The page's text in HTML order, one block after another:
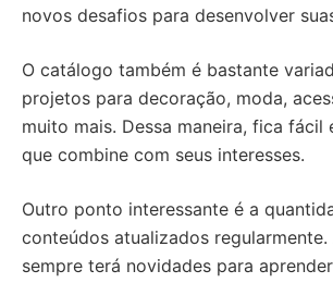
novos desafios para desenvolver
O catálogo também é bastante
projetos para decoração, moda,
muito mais. Dessa maneira, fica fácil
que combine com seus interesses.
Outro ponto interessante é a
conteúdos atualizados regularmente.
sempre terá novidades para